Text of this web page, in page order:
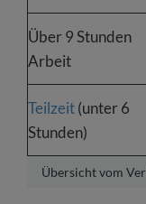
Über 9 Stunden
Arbeit
Teilzeit(unter 6
Stunden)
Übersicht vom